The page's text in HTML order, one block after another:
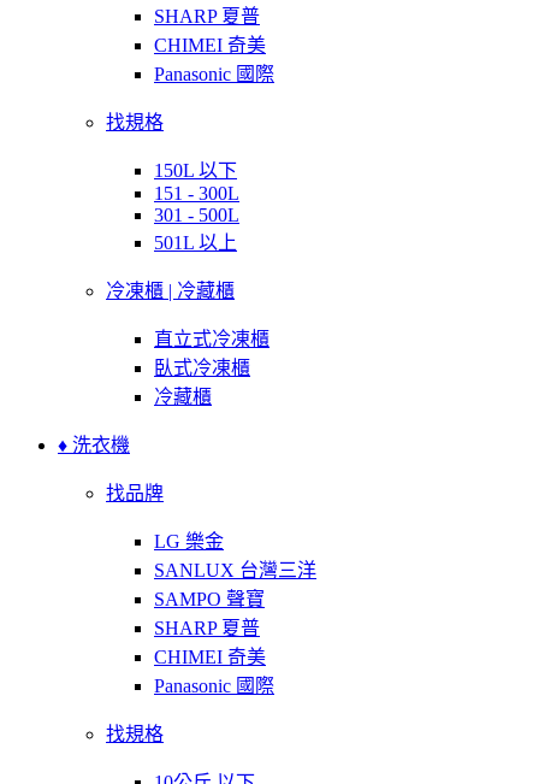
SHARP 夏普
CHIMEI 奇美
Panasonic 國際
找規格
150L 以下
151 - 300L
301 - 500L
501L 以上
冷凍櫃 | 冷藏櫃
直立式冷凍櫃
臥式冷凍櫃
冷藏櫃
♦ 洗衣機
找品牌
LG 樂金
SANLUX 台灣三洋
SAMPO 聲寶
SHARP 夏普
CHIMEI 奇美
Panasonic 國際
找規格